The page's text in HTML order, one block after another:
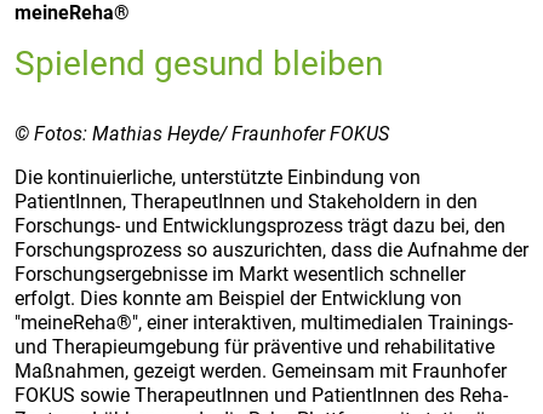
meineReha®
Spielend gesund bleiben
© Fotos: Mathias Heyde/ Fraunhofer FOKUS
Die kontinuierliche, unterstützte Einbindung von
PatientInnen, TherapeutInnen und Stakeholdern in den
Forschungs- und Entwicklungsprozess trägt dazu bei, den
Forschungsprozess so auszurichten, dass die Aufnahme der
Forschungsergebnisse im Markt wesentlich schneller
erfolgt. Dies konnte am Beispiel der Entwicklung von
"meineReha®", einer interaktiven, multimedialen Trainings-
und Therapieumgebung für präventive und rehabilitative
Maßnahmen, gezeigt werden. Gemeinsam mit Fraunhofer
FOKUS sowie TherapeutInnen und PatientInnen des Reha-